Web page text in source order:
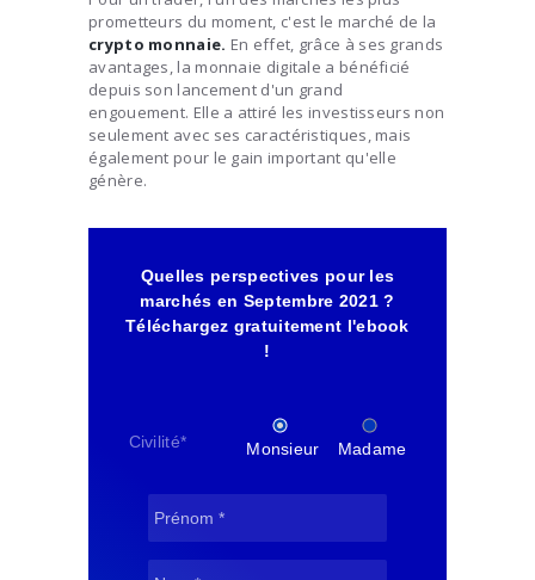
prometteurs du moment, c'est le marché de la
crypto monnaie. En effet, grâce à ses grands
avantages, la monnaie digitale a bénéficié
depuis son lancement d'un grand
engouement. Elle a attiré les investisseurs non
seulement avec ses caractéristiques, mais
également pour le gain important qu'elle
génère.
Quelles perspectives pour les
marchés en Septembre 2021 ?
Téléchargez gratuitement l'ebook
!
Civilité* Monsieur Madame